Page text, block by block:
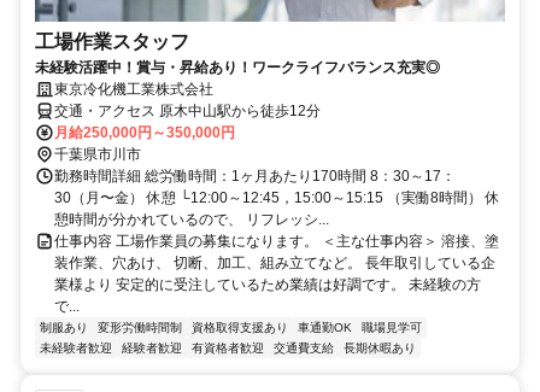
工場作業スタッフ
未経験活躍中！賞与・昇給あり！ワークライフバランス充実◎
東京冷化機工業株式会社
交通・アクセス 原木中山駅から徒歩12分
月給250,000円～350,000円
千葉県市川市
勤務時間詳細 総労働時間：1ヶ月あたり170時間 8：30～17：
30（月〜金） 休憩 └12:00～12:45，15:00～15:15 （実働8時間） 休
憩時間が分かれているので、 リフレッシ...
仕事内容 工場作業員の募集になります。 ＜主な仕事内容＞ 溶接、塗
装作業、穴あけ、 切断、加工、組み立てなど。 長年取引している企
業様より 安定的に受注しているため業績は好調です。 未経験の方
で...
制服あり 変形労働時間制 資格取得支援あり 車通勤OK
職場見学可
未経験者歓迎
経験者歓迎 有資格者歓迎 交通費支給 長期休暇あり